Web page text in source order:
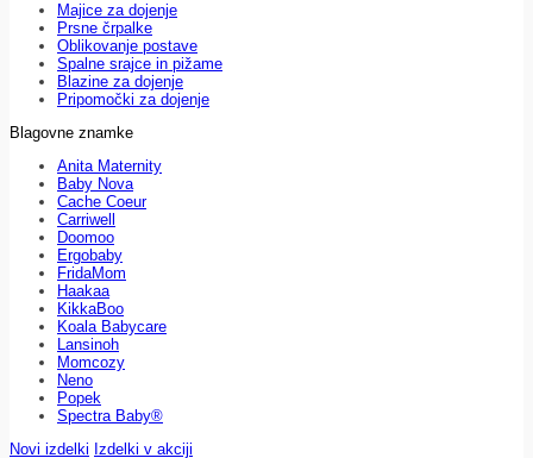
Majice za dojenje
Prsne črpalke
Oblikovanje postave
Spalne srajce in pižame
Blazine za dojenje
Pripomočki za dojenje
Blagovne znamke
Anita Maternity
Baby Nova
Cache Coeur
Carriwell
Doomoo
Ergobaby
FridaMom
Haakaa
KikkaBoo
Koala Babycare
Lansinoh
Momcozy
Neno
Popek
Spectra Baby®
Novi izdelki Izdelki v akciji